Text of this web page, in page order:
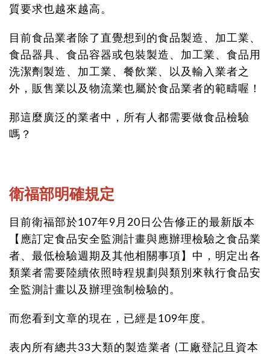
質要求也越來越高。
目前食品業者除了直覺想到的食品製造、加工業、
食品器具、食品容器或包裝製造、加工業、食品用
洗潔劑製造、加工業、餐飲業、以及輸入業者之
外，販售業以及物流業也屬於食品業者的範疇喔！
那這麼廣泛的業者中，所有人都需要做食品檢驗
嗎？
衛福部明確規定
目前衛福部於107年9月20日公告修正的最新版本
【應訂定食品安全監測計畫與應辦理檢驗之食品業
者、最低檢驗週期及其他相關事項】中，明定出各
類業者需要陸續依照時程規劃與類別來執行食品安
全監測計畫以及辦理強制檢驗的。
而您看到文章的現在，已經是109年度。
表內所有總共33大類的製造業者 (工廠登記且資本